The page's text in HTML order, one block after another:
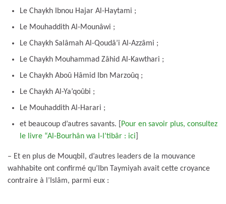
Le Chaykh Ibnou Hajar Al-Haytami ;
Le Mouhaddith Al-Mounâwi ;
Le Chaykh Salâmah Al-Qoudâ’i Al-Azzâmi ;
Le Chaykh Mouhammad Zâhid Al-Kawthari ;
Le Chaykh Aboû Hâmid Ibn Marzoûq ;
Le Chaykh Al-Ya’qoûbi ;
Le Mouhaddith Al-Harari ;
et beaucoup d’autres savants. [
Pour en savoir plus, consultez
le livre “Al-Bourhân wa l-I’tibâr : ici
– Et en plus de Mouqbil, d’autres leaders de la mouvance
wahhabite ont confirmé qu’Ibn Taymiyah avait cette croyance
contraire à l’Islâm, parmi eux :